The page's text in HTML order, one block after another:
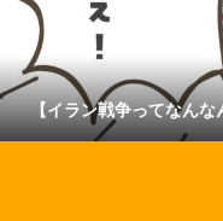
【イラン戦争ってなん